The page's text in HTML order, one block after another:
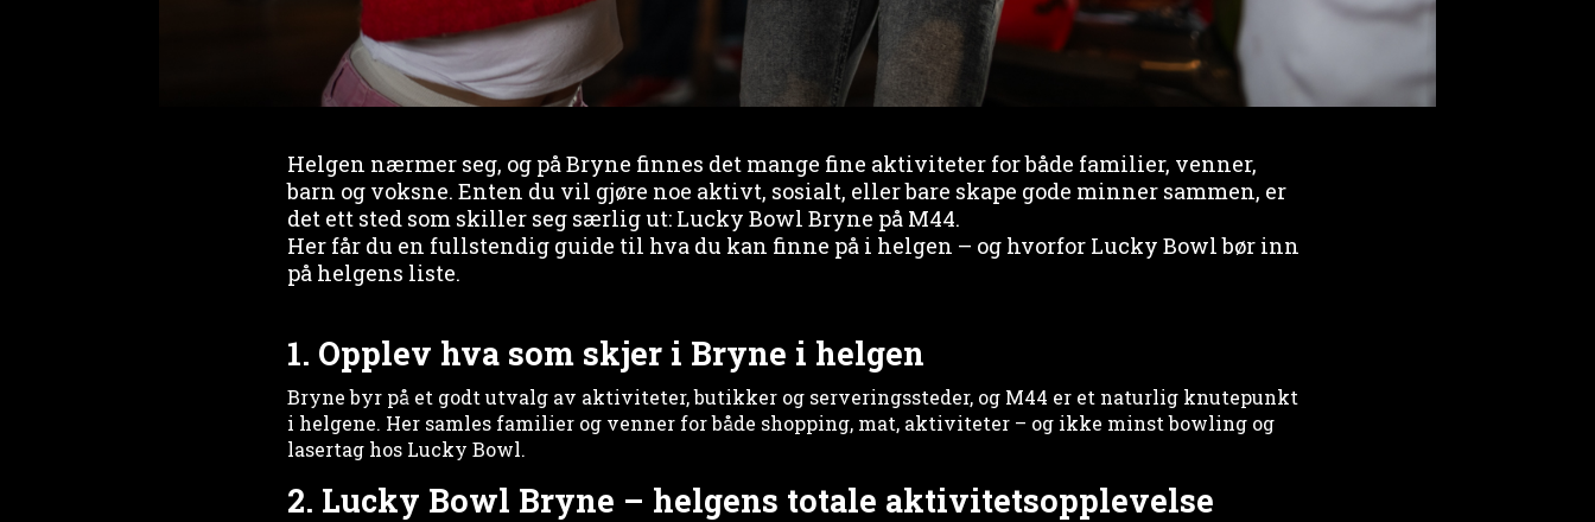
Helgen nærmer seg, og på Bryne finnes det mange fine aktiviteter for både familier, venner,
barn og voksne. Enten du vil gjøre noe aktivt, sosialt, eller bare skape gode minner sammen, er
det ett sted som skiller seg særlig ut: Lucky Bowl Bryne på M44.
Her får du en fullstendig guide til hva du kan finne på i helgen – og hvorfor Lucky Bowl bør inn
på helgens liste.
1. Opplev hva som skjer i Bryne i helgen
Bryne byr på et godt utvalg av aktiviteter, butikker og serveringssteder, og M44 er et naturlig knutepunkt
i helgene. Her samles familier og venner for både shopping, mat, aktiviteter – og ikke minst bowling og
lasertag hos Lucky Bowl.
2. Lucky Bowl Bryne – helgens totale aktivitetsopplevelse